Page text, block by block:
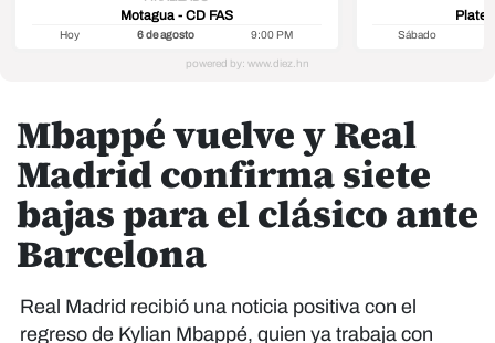
Motagua - CD FAS
Hoy 6 de agosto 9:00 PM Sábado
Mbappé vuelve y Real
Madrid confirma siete
bajas para el clásico ante
Barcelona
Real Madrid recibió una noticia positiva con el
regreso de Kylian Mbappé, quien ya trabaja con